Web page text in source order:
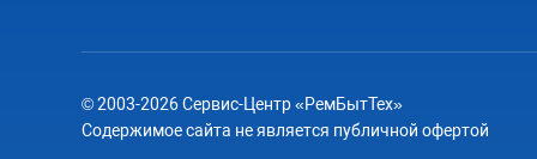
© 2003-2026 Сервис-Центр «РемБытТех»
Содержимое сайта не является публичной офертой